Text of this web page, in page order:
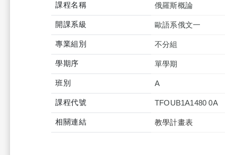
課程名稱 俄羅斯概論
開課系級 歐語系俄文一
專業組別 不分組
學期序 單學期
班別 A
課程代號 TFOUB1A1480 0A
相關連結 教學計畫表